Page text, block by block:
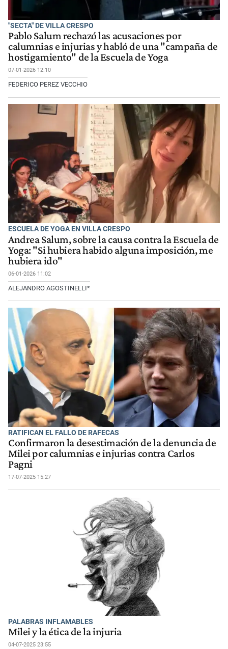
"SECTA" DE VILLA CRESPO
Pablo Salum rechazó las acusaciones por
calumnias e injurias y habló de una "campaña de
hostigamiento" de la Escuela de Yoga
07-01-2026 12:10
FEDERICO PEREZ VECCHIO
ESCUELA DE YOGA EN VILLA CRESPO
Andrea Salum, sobre la causa contra la Escuela de
Yoga: "Si hubiera habido alguna imposición, me
hubiera ido"
06-01-2026 11:02
ALEJANDRO AGOSTINELLI*
RATIFICAN EL FALLO DE RAFECAS
Confirmaron la desestimación de la denuncia de
Milei por calumnias e injurias contra Carlos
Pagni
17-07-2025 15:27
PALABRAS INFLAMABLES
Milei y la ética de la injuria
04-07-2025 23:55